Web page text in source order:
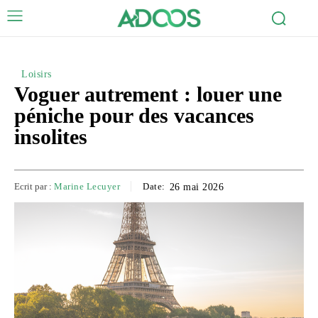
Loisirs
Voguer autrement : louer une
péniche pour des vacances
insolites
Ecrit par : Marine Lecuyer Date: 26 mai 2026